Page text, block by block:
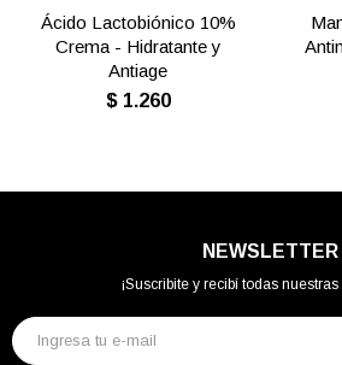
Ácido Lactobiónico 10%
Crema - Hidratante y
Antiage
$ 1.260
NEWSLETTER
¡Suscribite y recibí todas